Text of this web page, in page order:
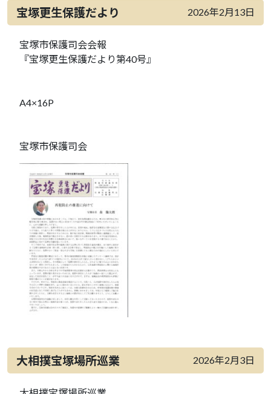
宝塚更生保護だより 2026年2月13日
宝塚市保護司会会報
『宝塚更生保護だより第40号』
A4×16P
宝塚市保護司会
大相撲宝塚場所巡業 2026年2月3日